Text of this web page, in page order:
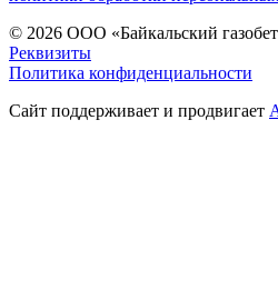
© 2026 ООО «Байкальский
Реквизиты
Политика конфиденциальности
Сайт поддерживает и продвигает